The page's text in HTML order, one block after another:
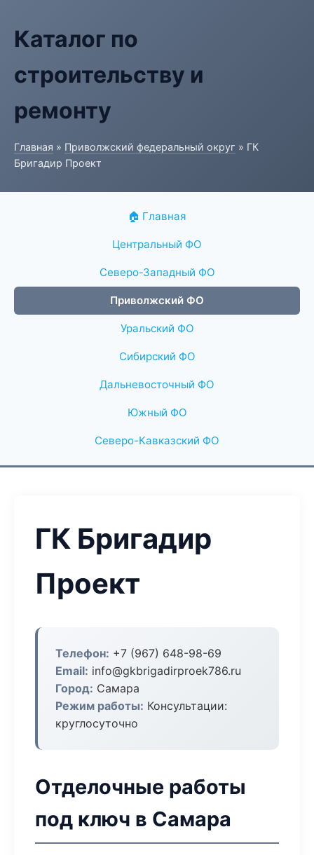
Каталог по
строительству и
ремонту
Главная » Приволжский федеральный округ » ГК
Бригадир Проект
🏠 Главная
Центральный ФО
Северо-Западный ФО
Приволжский ФО
Уральский ФО
Сибирский ФО
Дальневосточный ФО
Южный ФО
Северо-Кавказский ФО
ГК Бригадир
Проект
Телефон: +7 (967) 648-98-69
Email: info@gkbrigadirproek786.ru
Город: Самара
Режим работы: Консультации:
круглосуточно
Отделочные работы
под ключ в Самара